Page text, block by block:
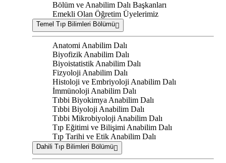
Bölüm ve Anabilim Dalı Başkanları
Emekli Olan Öğretim Üyelerimiz
Temel Tıp Bilimleri Bölümü
Anatomi Anabilim Dalı
Biyofizik Anabilim Dalı
Biyoistatistik Anabilim Dalı
Fizyoloji Anabilim Dalı
Histoloji ve Embriyoloji Anabilim Dalı
İmmünoloji Anabilim Dalı
Tıbbi Biyokimya Anabilim Dalı
Tıbbi Biyoloji Anabilim Dalı
Tıbbi Mikrobiyoloji Anabilim Dalı
Tıp Eğitimi ve Bilişimi Anabilim Dalı
Tıp Tarihi ve Etik Anabilim Dalı
Dahili Tıp Bilimleri Bölümü